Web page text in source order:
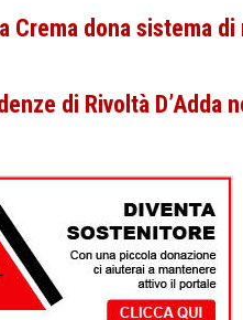
Crema dona sistema
di Rivoltà D’Adda